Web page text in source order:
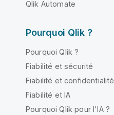
Qlik Automate
Pourquoi Qlik ?
Pourquoi Qlik ?
Fiabilité et sécurité
Fiabilité et confidentialité
Fiabilité et IA
Pourquoi Qlik pour l'IA ?